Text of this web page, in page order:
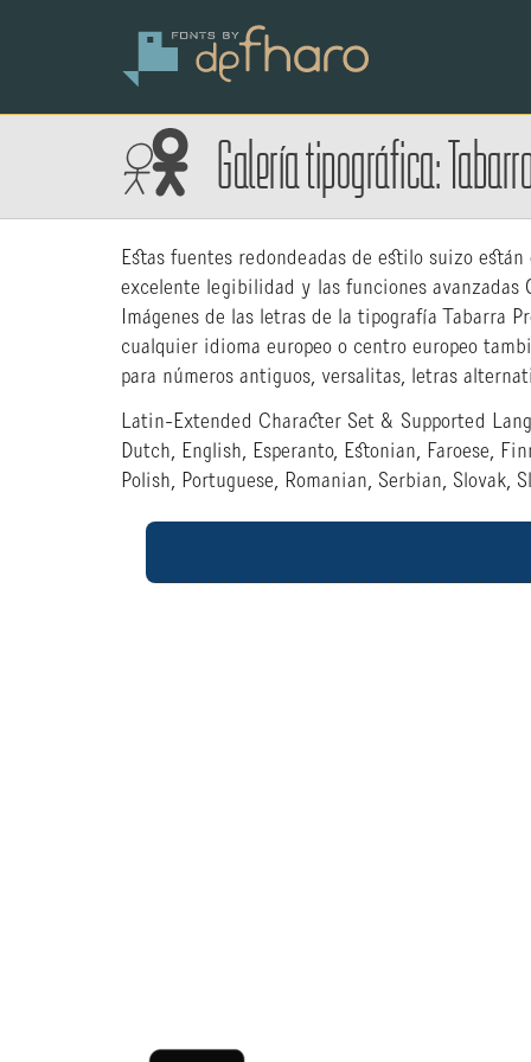
Galería tipográfica:
Estas fuentes redondeadas de estilo suizo
excelente legibilidad y las funciones avanzadas
Imágenes de las letras de la tipografía Tabarra
cualquier idioma europeo o centro europeo
para números antiguos, versalitas, letras
Latin-Extended Character Set & Supported
Dutch, English, Esperanto, Estonian, Faroese,
Polish, Portuguese, Romanian, Serbian,